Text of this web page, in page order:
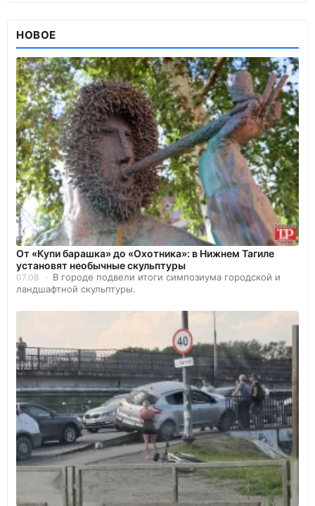
НОВОЕ
От «Купи барашка» до «Охотника»: в Нижнем Тагиле
установят необычные скульптуры
07.08
В городе подвели итоги симпозиума городской и
ландшафтной скульптуры.